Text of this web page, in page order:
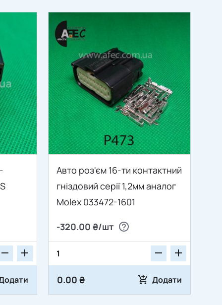
Авто роз'єм 16-ти контактний
гніздовий серії 1,2мм аналог
Molex 033472-1601
-320.00 ₴/шт
0.00 ₴ Додати